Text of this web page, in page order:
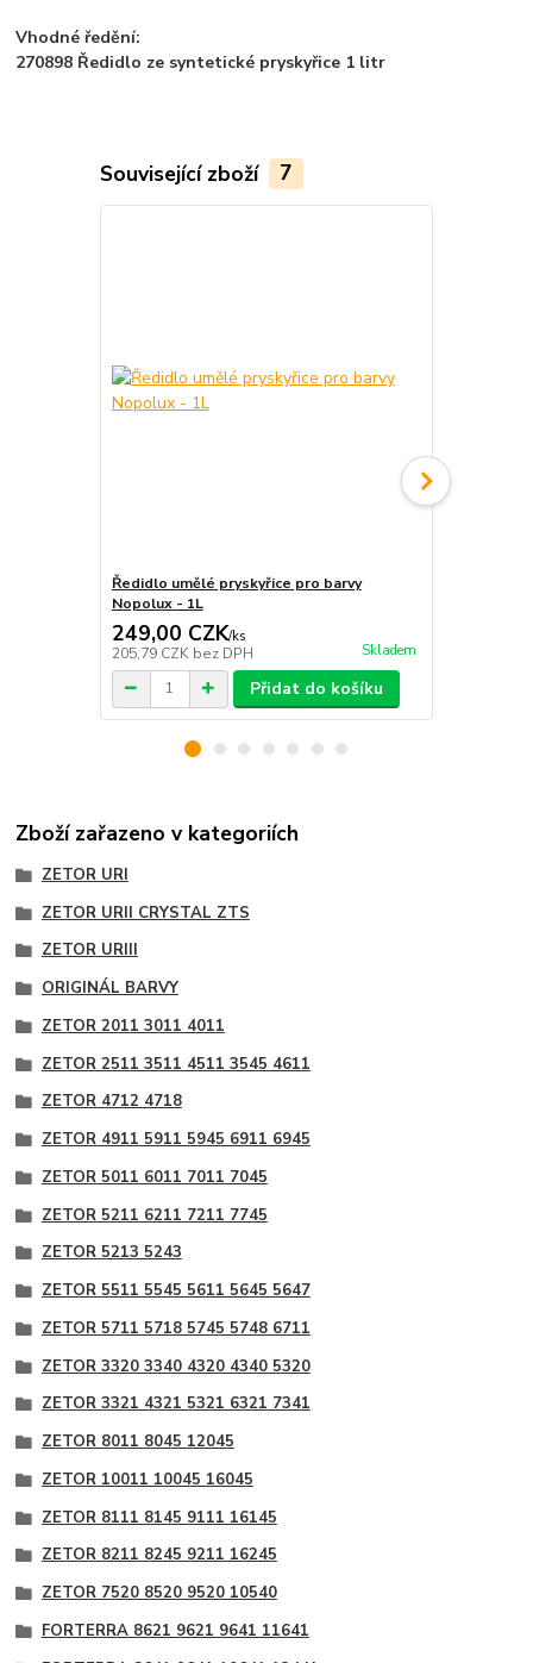
Vhodné ředění:
270898 Ředidlo ze syntetické pryskyřice 1 litr
Související zboží 7
Ředidlo umělé pryskyřice pro barvy
Nopolux - 1L
249,00 CZK/ks
205,79 CZK bez DPH Skladem
Přidat do košíku
Zboží zařazeno v kategoriích
ZETOR URI
ZETOR URII CRYSTAL ZTS
ZETOR URIII
ORIGINÁL BARVY
ZETOR 2011 3011 4011
ZETOR 2511 3511 4511 3545 4611
ZETOR 4712 4718
ZETOR 4911 5911 5945 6911 6945
ZETOR 5011 6011 7011 7045
ZETOR 5211 6211 7211 7745
ZETOR 5213 5243
ZETOR 5511 5545 5611 5645 5647
ZETOR 5711 5718 5745 5748 6711
ZETOR 3320 3340 4320 4340 5320
ZETOR 3321 4321 5321 6321 7341
ZETOR 8011 8045 12045
ZETOR 10011 10045 16045
ZETOR 8111 8145 9111 16145
ZETOR 8211 8245 9211 16245
ZETOR 7520 8520 9520 10540
FORTERRA 8621 9621 9641 11641